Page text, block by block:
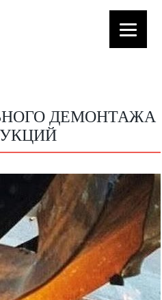
ДЕМОНТАЖА